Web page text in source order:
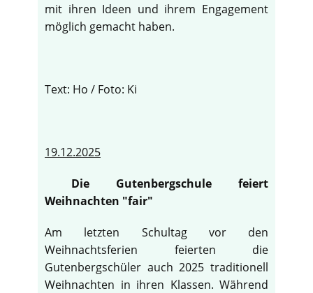
mit ihren Ideen und ihrem Engagement
möglich gemacht haben.
Text: Ho / Foto: Ki
19.12.2025
Die Gutenbergschule feiert
Weihnachten "fair"
Am letzten Schultag vor den
Weihnachtsferien feierten die
Gutenbergschüler auch 2025 traditionell
Weihnachten in ihren Klassen. Während